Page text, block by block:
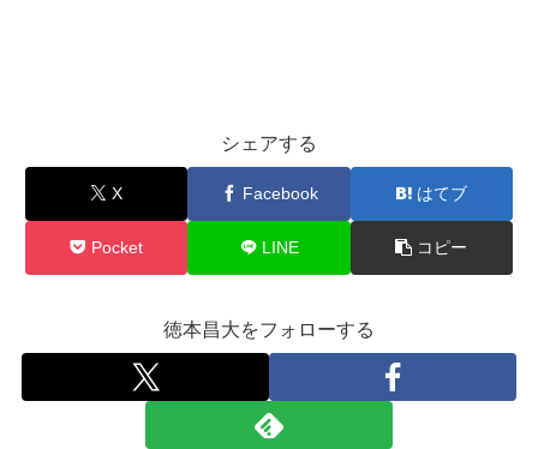
シェアする
X Facebook はてブ
Pocket LINE コピー
徳本昌大をフォローする